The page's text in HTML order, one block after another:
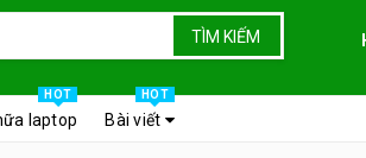
TÌM KIẾM
laptop
HOT
Bài viết
HOT